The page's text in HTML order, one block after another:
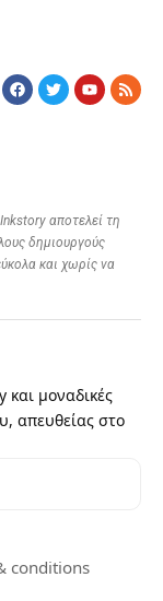
αποτελεί τη
δημιουργούς
και χωρίς να
μοναδικές
απευθείας στο
conditions